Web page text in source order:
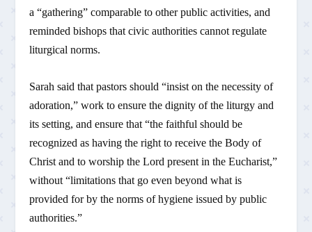
a “gathering” comparable to other public activities, and
reminded bishops that civic authorities cannot regulate
liturgical norms.
Sarah said that pastors should “insist on the necessity of
adoration,” work to ensure the dignity of the liturgy and
its setting, and ensure that “the faithful should be
recognized as having the right to receive the Body of
Christ and to worship the Lord present in the Eucharist,”
without “limitations that go even beyond what is
provided for by the norms of hygiene issued by public
authorities.”